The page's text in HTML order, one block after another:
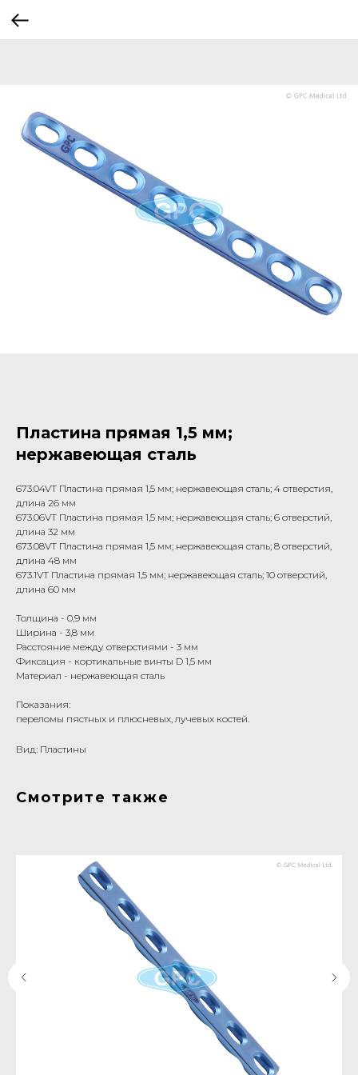
Пластина прямая 1,5 мм;
нержавеющая сталь
673.04VT Пластина прямая 1,5 мм; нержавеющая сталь; 4 отверстия,
длина 26 мм
673.06VT Пластина прямая 1,5 мм; нержавеющая сталь; 6 отверстий,
длина 32 мм
673.08VT Пластина прямая 1,5 мм; нержавеющая сталь; 8 отверстий,
длина 48 мм
673.1VT Пластина прямая 1,5 мм; нержавеющая сталь; 10 отверстий,
длина 60 мм
Толщина - 0,9 мм
Ширина - 3,8 мм
Расстояние между отверстиями - 3 мм
Фиксация - кортикальные винты D 1,5 мм
Материал - нержавеющая сталь
Показания:
переломы пястных и плюсневых, лучевых костей.
Вид: Пластины
Смотрите также